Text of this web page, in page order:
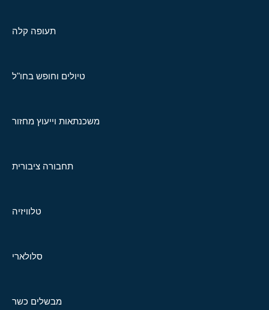
תעופה קלה
טיולים וחופש בחו"ל
משכנתאות וייעוץ מחזור
תחבורה ציבורית
טלוויזיה
סלולארי
מבשלים כשר